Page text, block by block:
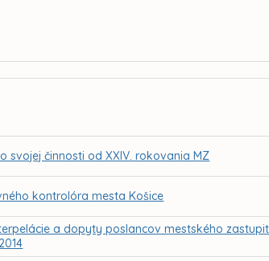
svojej činnosti od XXIV. rokovania MZ
kontrolóra mesta Košice
a dopyty poslancov mestského